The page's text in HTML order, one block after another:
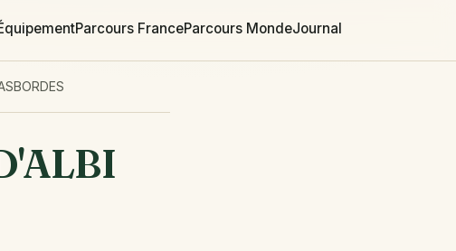
Parcours FranceParcours MondeJournal